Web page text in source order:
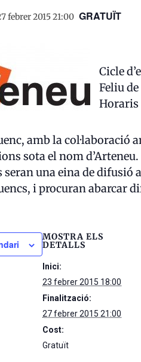
febrer 2015 21:00 GRATUÏT
Cicle
Feliu
Horaris
amb la
sota el nom d’Arteneu.
seran una eina de
i procuran abarcar
MOSTRA ELS
DETALLS
Inici:
23 febrer 2015 18:00
Finalització:
27 febrer 2015 21:00
Cost:
Gratuït